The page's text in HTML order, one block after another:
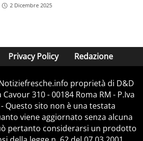
2 Dicembre 2025
Privacy Policy Redazione
proprietà di D&D
310 - 00184 Roma RM - P.Iva
- Questo sito non è una testata
viene aggiornato senza alcuna
pertanto considerarsi un prodotto